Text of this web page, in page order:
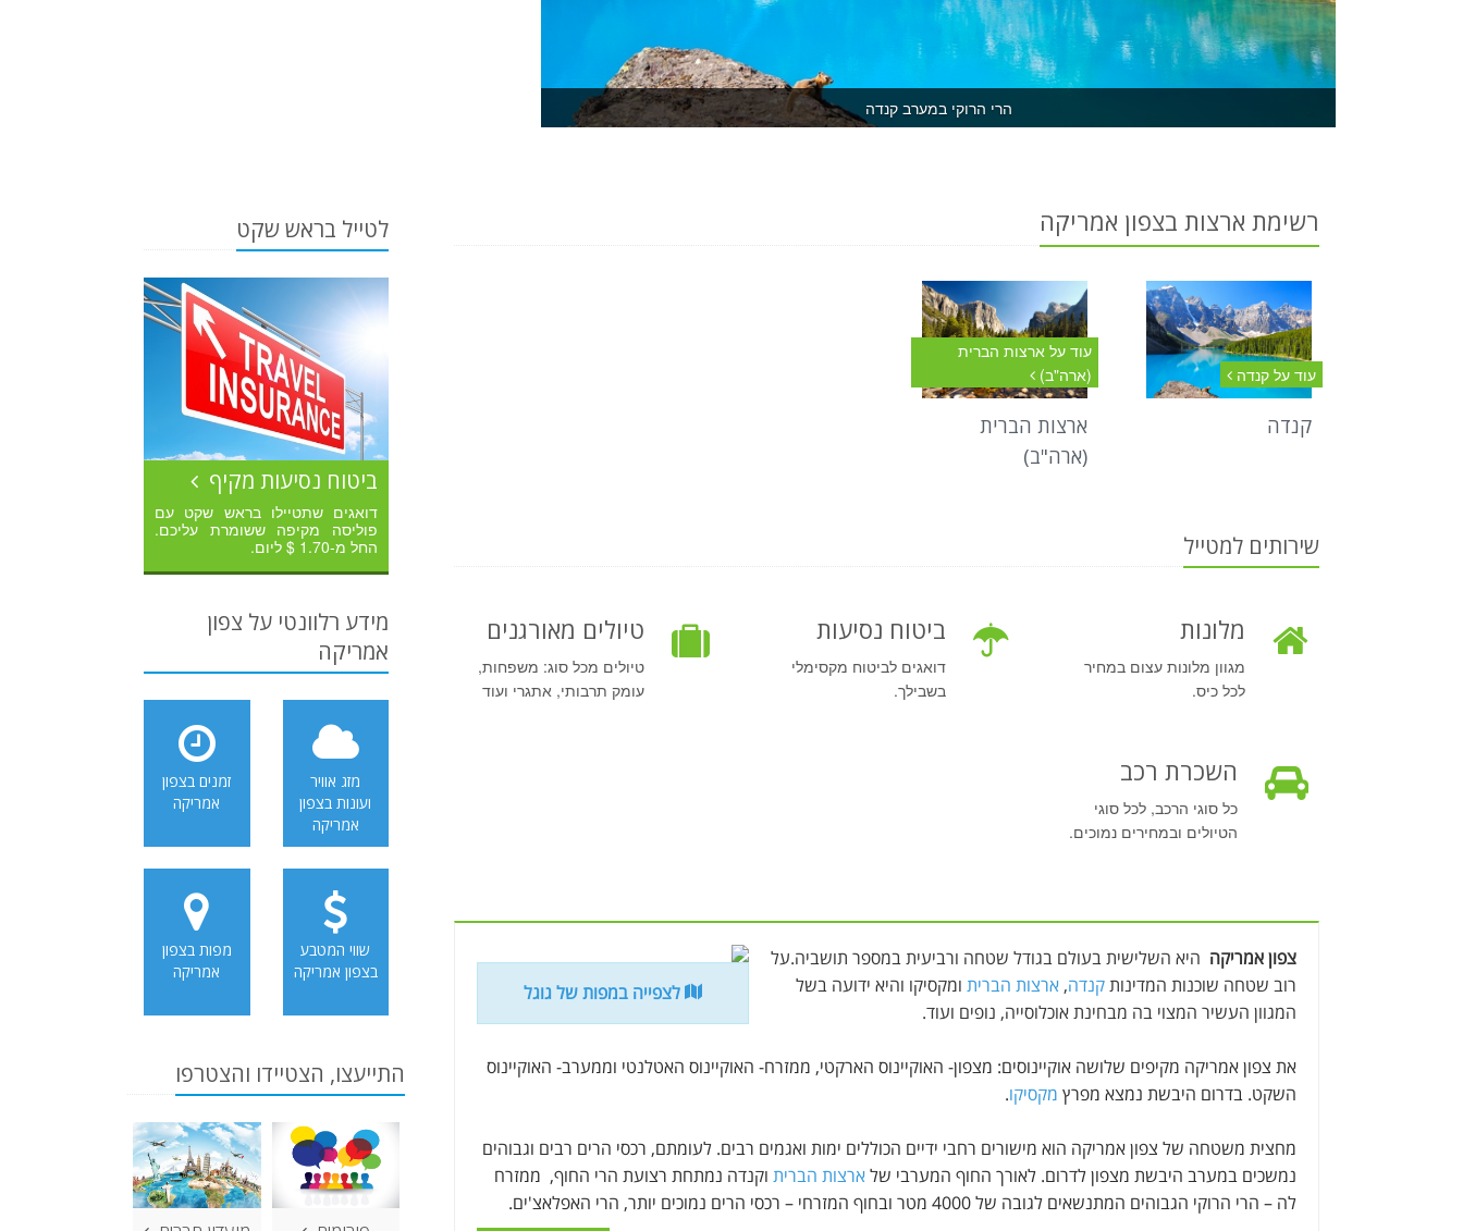
הרי הרוקי במערב קנדה
רשימת ארצות בצפון אמריקה
עוד על קנדה
קנדה
עוד על ארצות הברית
(ארה"ב)
ארצות הברית
(ארה"ב)
שירותים למטייל
מלונות
מגוון מלונות עצום במחיר
לכל כיס.
ביטוח נסיעות
דואגים לביטוח מקסימלי
בשבילך.
טיולים מאורגנים
טיולים מכל סוג: משפחות,
עומק תרבותי, אתגרי ועוד
השכרת רכב
כל סוגי הרכב, לכל סוגי
הטיולים ובמחירים נמוכים.
לצפייה במפות של גוגל
צפון אמריקה היא השלישית בעולם בגודל שטחה ורביעית במספר תושביה.על
רוב שטחה שוכנות המדינותקנדה, ארצות הברית ומקסיקו והיא ידועה בשל
המגוון העשיר המצוי בה מבחינת אוכלוסייה, נופים ועוד.
את צפון אמריקה מקיפים שלושה אוקיינוסים: מצפון- האוקיינוס הארקטי, ממזרח- האוקיינוס האטלנטי וממערב- האוקיינוס
השקט. בדרום היבשת נמצא מפרץ מקסיקו.
מחצית משטחה של צפון אמריקה הוא מישורים רחבי ידיים הכוללים ימות ואגמים רבים. לעומתם, רכסי הרים רבים וגבוהים
נמשכים במערב היבשת מצפון לדרום. לאורך החוף המערבי שלארצות הברית וקנדה נמתחת רצועת הרי החוף, ממזרח
לה – הרי הרוקי הגבוהים המתנשאים לגובה של 4000 מטר ובחוף המזרחי – רכסי הרים נמוכים יותר, הרי האפלאצ'ים.
לטייל בראש שקט
ביטוח נסיעות מקיף
דואגים שתטיילו בראש שקט עם
פוליסה מקיפה ששומרת עליכם.
החל מ-1.70 $ ליום.
מידע רלוונטי על צפון
אמריקה
מזג אוויר
ועונות בצפון
אמריקה
זמנים בצפון
אמריקה
שווי המטבע
בצפון אמריקה
מפות בצפון
אמריקה
התייעצו, הצטיידו והצטרפו